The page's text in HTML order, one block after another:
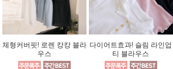
체형커버핏! 로렌 캉캉 블라
우스
다이어트효과! 슬림 라인업
티 블라우스